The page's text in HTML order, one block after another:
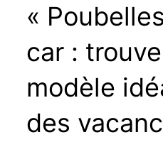
«
car :
modèle
des